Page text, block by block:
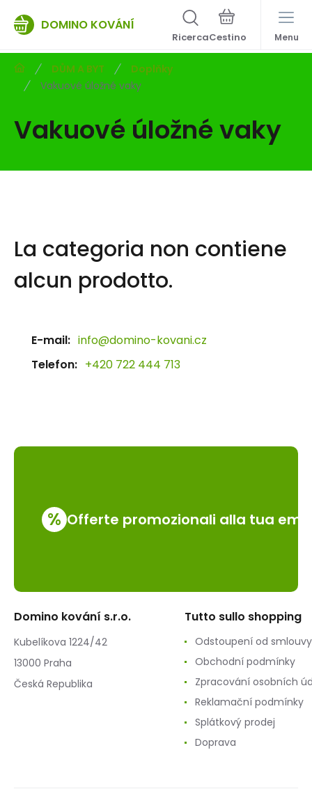
DOMINO KOVÁNÍ
Ricerca Menu
DŮM A BYT
Doplňky
Vakuové úložné vaky
Vakuové úložné vaky
La categoria non contiene
alcun prodotto.
E-mail: info@domino-kovani.cz
Telefon: +420 722 444 713
% Offerte promozionali alla tua
Domino kování s.r.o.
Kubelíkova 1224/42
13000 Praha
Česká Republika
Tutto sullo shopping
Odstoupení od smlouvy
Obchodní podmínky
Zpracování osobních
Reklamační podmínky
Splátkový prodej
Doprava